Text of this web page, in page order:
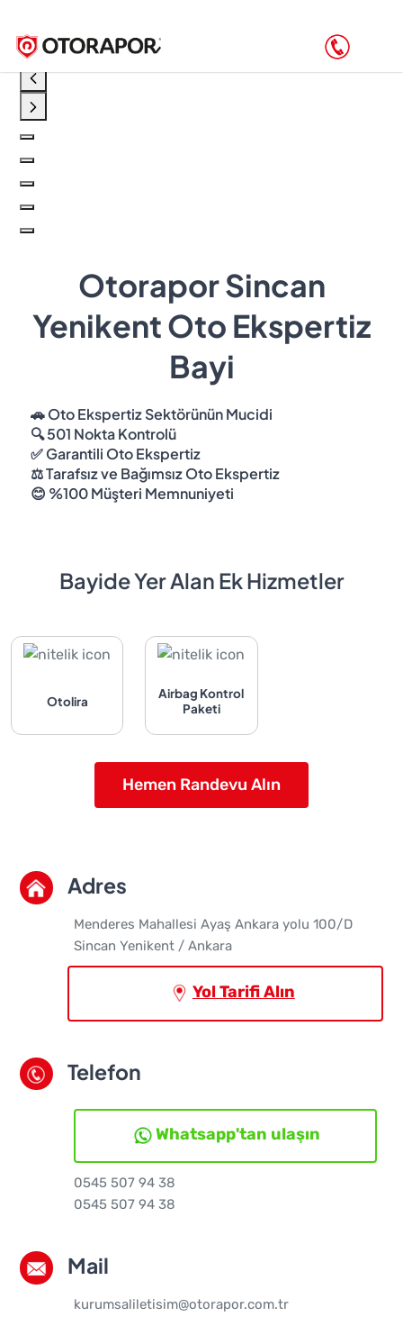
Otorapor Sincan
Yenikent Oto Ekspertiz
Bayi
🚗 Oto Ekspertiz Sektörünün Mucidi
🔍 501 Nokta Kontrolü
✅ Garantili Oto Ekspertiz
⚖️ Tarafsız ve Bağımsız Oto Ekspertiz
😊 %100 Müşteri Memnuniyeti
Bayide Yer Alan Ek Hizmetler
Otolira
Airbag Kontrol
Paketi
Hemen Randevu Alın
Adres
Menderes Mahallesi Ayaş Ankara yolu 100/D
Sincan Yenikent / Ankara
Yol Tarifi Alın
Telefon
Whatsapp'tan ulaşın
0545 507 94 38
0545 507 94 38
Mail
kurumsaliletisim@otorapor.com.tr